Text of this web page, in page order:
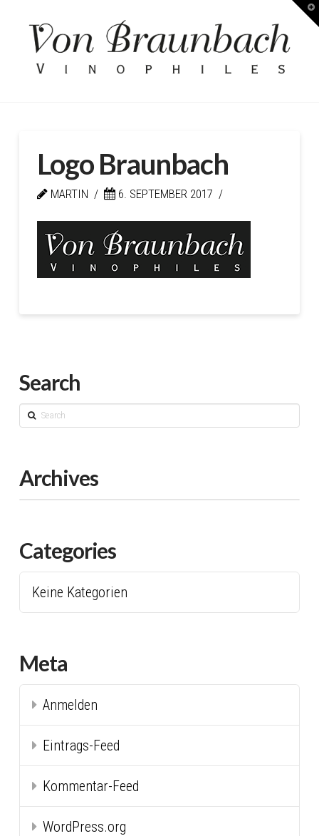
Kellerei
Braunbach
Logo Braunbach
MARTIN 6. SEPTEMBER 2017
Search
Search
Archives
Categories
Keine Kategorien
Meta
Anmelden
Eintrags-Feed
Kommentar-Feed
WordPress.org